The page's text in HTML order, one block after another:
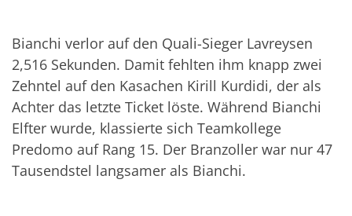
Bianchi verlor auf den Quali-Sieger Lavreysen
2,516 Sekunden. Damit fehlten ihm knapp zwei
Zehntel auf den Kasachen Kirill Kurdidi, der als
Achter das letzte Ticket löste. Während Bianchi
Elfter wurde, klassierte sich Teamkollege
Predomo auf Rang 15. Der Branzoller war nur 47
Tausendstel langsamer als Bianchi.